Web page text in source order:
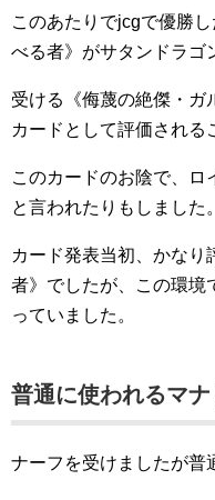
このあたりでjcgで優勝
べる者》がサタンドラゴ
受ける《侮蔑の絶傑・ガ
カードとして評価される
このカードのお陰で、ロ
と言われたりもしました。
カード発表当初、かなり
者》でしたが、この環境
っていました。
普通に使われるマ
ナーフを受けましたが普